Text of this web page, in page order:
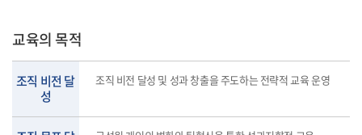
교육의 목적
조직 비전 달
성
조직 비전 달성 및 성과 창출을 주도하는 전략적 교육 운영